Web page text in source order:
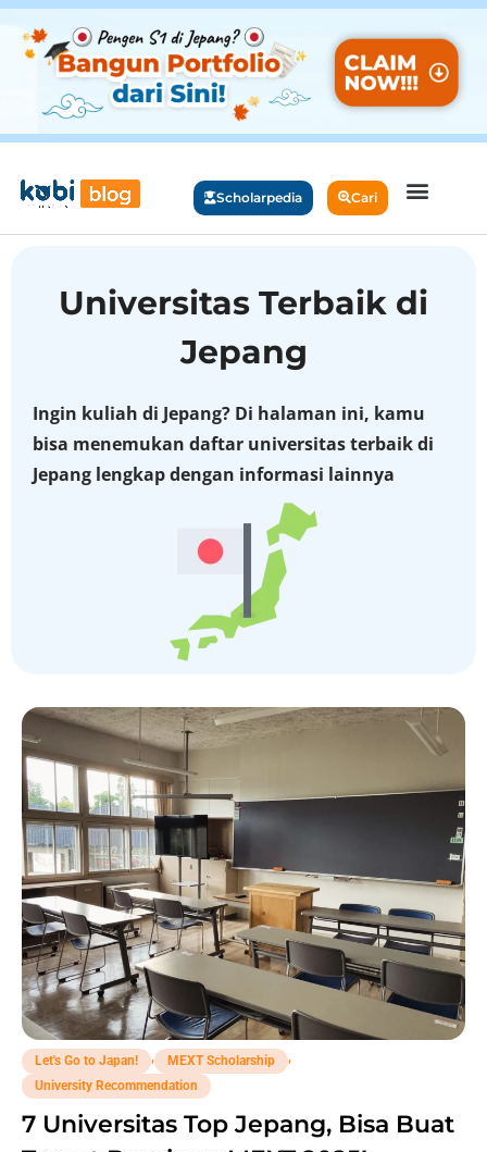
Scholarpedia Cari
Universitas Terbaik di
Jepang
Ingin kuliah di Jepang? Di halaman ini, kamu
bisa menemukan daftar universitas terbaik di
Jepang lengkap dengan informasi lainnya
Let's Go to Japan! MEXT Scholarship
University Recommendation
7 Universitas Top Jepang, Bisa Buat